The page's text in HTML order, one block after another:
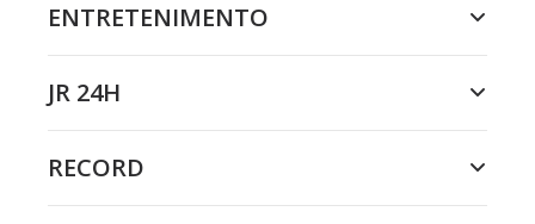
ENTRETENIMENTO
JR 24H
RECORD